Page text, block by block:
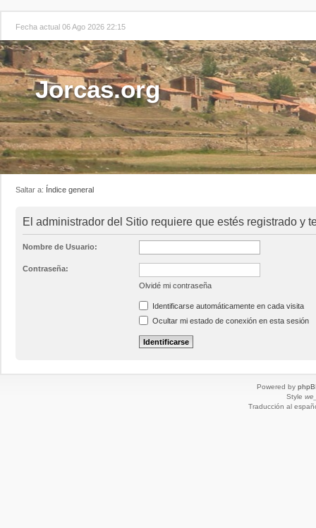
Fecha actual 06 Ago 2026 22:15
Jorcas.org
Saltar a: Índice general
El administrador del Sitio requiere que estés registrado y
Nombre de Usuario:
Contraseña:
Olvidé mi contraseña
Identificarse automáticamente en cada visita
Ocultar mi estado de conexión en esta sesión
Powered by
Style
Traducción al